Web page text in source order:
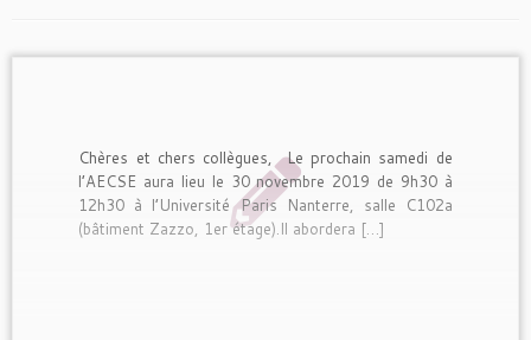
Chères et chers collègues, Le prochain samedi de
l’AECSE aura lieu le 30 novembre 2019 de 9h30 à
12h30 à l’Université Paris Nanterre, salle C102a
(bâtiment Zazzo, 1er étage).Il abordera […]